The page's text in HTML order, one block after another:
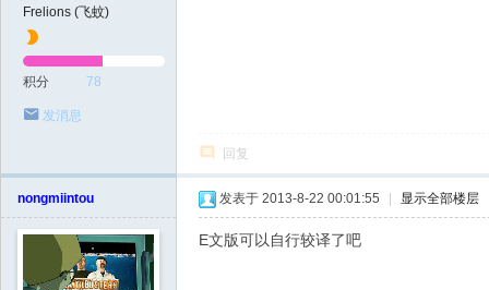
Frelions (飞蚊)
积分 78
发消息
回复
nongmiintou 发表于 2013-8-22 00:01:55 显示全部楼层
E文版可以自行较译了吧